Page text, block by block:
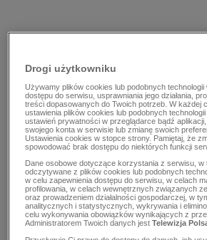
Drogi użytkowniku
Używamy plików cookies lub podobnych technologii
dostępu do serwisu, usprawniania jego działania,
treści dopasowanych do Twoich potrzeb. W każdej
ustawienia plików cookies lub podobnych
ustawień prywatności w przeglądarce bądź
swojego konta w serwisie lub zmianę swoich
Ustawienia cookies w stopce strony. Pamiętaj, że
spowodować brak dostępu do niektórych funkcji
Dane osobowe dotyczące korzystania z serwisu, w
odczytywane z plików cookies lub podobnych
w celu zapewnienia dostępu do serwisu, w celach
profilowania, w celach wewnętrznych związanych
oraz prowadzeniem działalności gospodarczej, w
analitycznych i statystycznych, wykrywania i
celu wykonywania obowiązków wynikających z
Administratorem Twoich danych jestTelewizja